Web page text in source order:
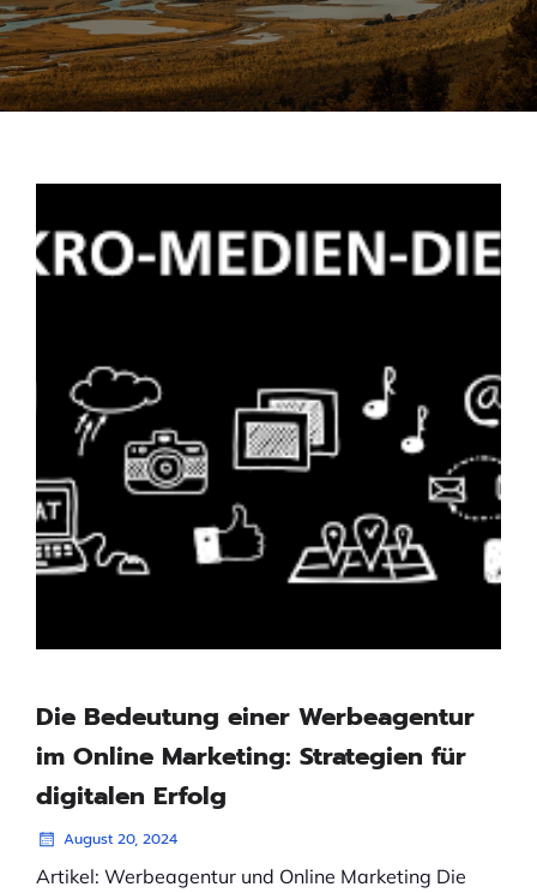
Die Bedeutung einer Werbeagentur
im Online Marketing: Strategien für
digitalen Erfolg
August 20, 2024
Artikel: Werbeagentur und Online Marketing Die